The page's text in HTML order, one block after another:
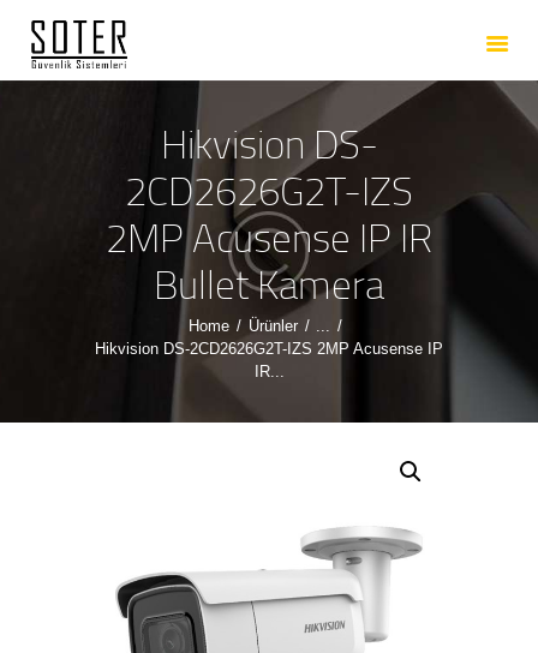
Hikvision DS-
2CD2626G2T-IZS
2MP Acusense IP IR
Bullet Kamera
Home Ürünler
...
Hikvision DS-2CD2626G2T-IZS 2MP Acusense IP
IR...
ANASAYFA
HAKKIMIZDA
HIZMETLERIMIZ
ÜRÜNLERIMIZ
REFERANSLARIMIZ
İLETIŞIM